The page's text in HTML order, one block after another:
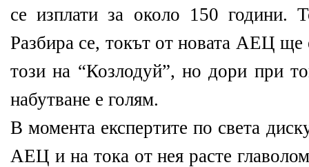
се изплати за около 150 години.
Разбира се, токът от новата АЕЦ ще
този на “Козлодуй”, но дори при
набутване е голям.
В момента експертите по света
АЕЦ и на тока от нея расте